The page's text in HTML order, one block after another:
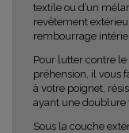
textile ou d’un
revêtement
rembourrage
Pour lutter contre
préhension, il vous
à votre poignet,
ayant une doublure
Sous la couche